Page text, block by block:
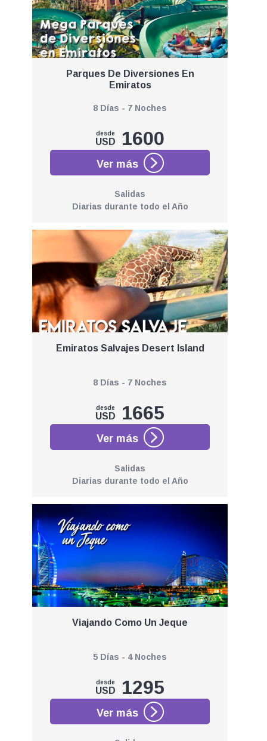
Parques De Diversiones En
Emiratos
8 Días - 7 Noches
desde
USD 1600
Salidas
Diarias durante todo el Año
Emiratos Salvajes Desert Island
8 Días - 7 Noches
desde
USD 1665
Salidas
Diarias durante todo el Año
Viajando Como Un Jeque
5 Días - 4 Noches
desde
USD 1295